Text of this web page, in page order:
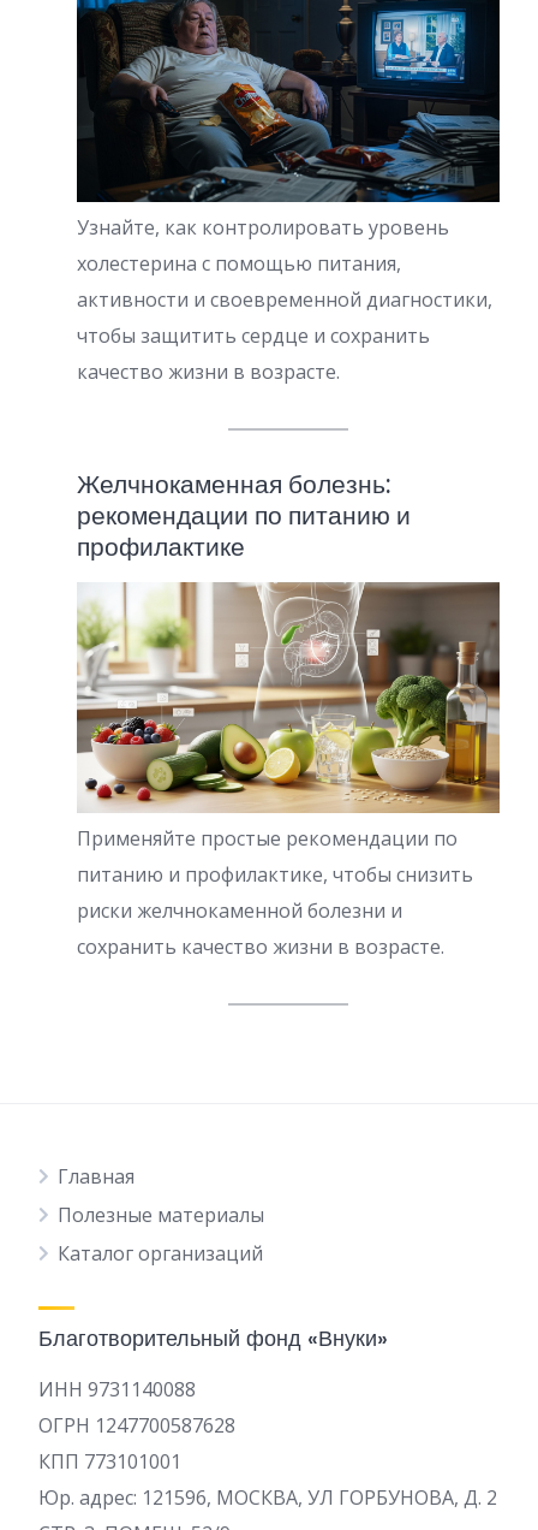
Узнайте, как контролировать уровень
холестерина с помощью питания,
активности и своевременной диагностики,
чтобы защитить сердце и сохранить
качество жизни в возрасте.
Желчнокаменная болезнь:
рекомендации по питанию и
профилактике
Применяйте простые рекомендации по
питанию и профилактике, чтобы снизить
риски желчнокаменной болезни и
сохранить качество жизни в возрасте.
Главная
Полезные материалы
Каталог организаций
Благотворительный фонд «Внуки»
ИНН 9731140088
ОГРН 1247700587628
КПП 773101001
Юр. адрес: 121596, МОСКВА, УЛ ГОРБУНОВА, Д. 2